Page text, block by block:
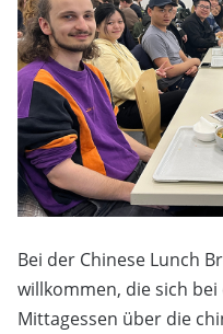
Bei der Chinese Lunch
willkommen, die sich
Mittagessen über die